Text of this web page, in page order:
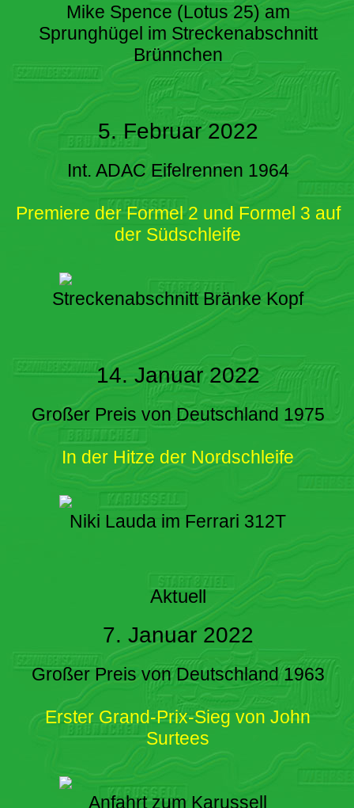
Mike Spence (Lotus 25) am
Sprunghügel im Streckenabschnitt
Brünnchen
5. Februar 2022
Int. ADAC Eifelrennen 1964
Premiere der Formel 2 und Formel 3 auf
der Südschleife
Streckenabschnitt Bränke Kopf
14. Januar 2022
Großer Preis von Deutschland 1975
In der Hitze der Nordschleife
Niki Lauda im Ferrari 312T
Aktuell
7. Januar 2022
Großer Preis von Deutschland 1963
Erster Grand-Prix-Sieg von John
Surtees
Anfahrt zum Karussell